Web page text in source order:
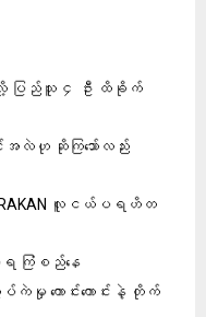
လို့ ပြည်သူ ၄ ဦး ထိခိုက်
းအလဲဟု ဆိုကြသော်လည်း
လူငယ်ပရဟိတ
ကြံစည်နေ
ကောင်းကောင်းနဲ့ တိုက်